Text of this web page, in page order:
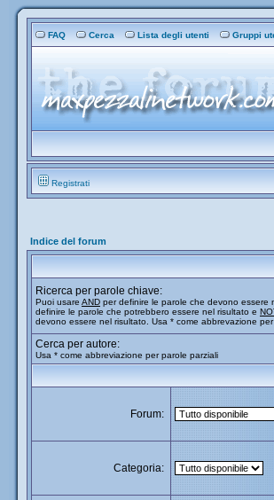
FAQ Cerca Lista degli utenti Gruppi
Registrati
Indice del forum
Ricerca per parole chiave:
Puoi usare AND per definire le parole che devono essere
definire le parole che potrebbero essere nel risultato e
devono essere nel risultato. Usa * come abbrevazione
Cerca per autore:
Usa * come abbreviazione per parole parziali
Forum:
Categoria: